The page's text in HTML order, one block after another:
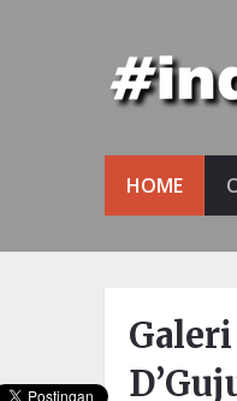
HOME